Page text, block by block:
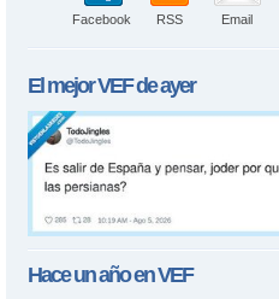
Facebook RSS Email
El mejorVEFde ayer
Hace un año enVEF